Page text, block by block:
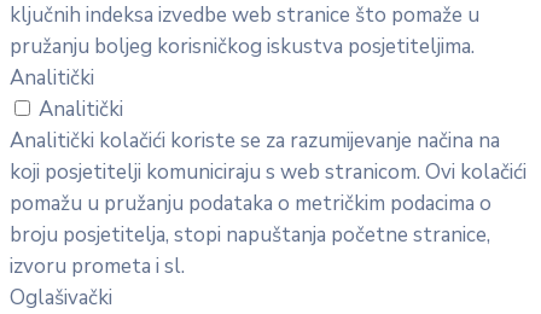
ključnih indeksa izvedbe web stranice što pomaže u
pružanju boljeg korisničkog iskustva posjetiteljima.
Analitički
Analitički
Analitički kolačići koriste se za razumijevanje načina na
koji posjetitelji komuniciraju s web stranicom. Ovi kolačići
pomažu u pružanju podataka o metričkim podacima o
broju posjetitelja, stopi napuštanja početne stranice,
izvoru prometa i sl.
Oglašivački